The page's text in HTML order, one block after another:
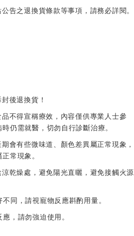
告之退換貨條款等事項，請務必詳閱。
後退換貨！
不得宣稱療效，內容僅供專業人士參
仍需就醫，切勿自行診斷治療。
會有些微味道、顏色差異屬正常現象，
常現象。
乾燥處，避免陽光直曬，避免接觸火源
同，請視寵物反應斟酌用量。
，請勿強迫使用。